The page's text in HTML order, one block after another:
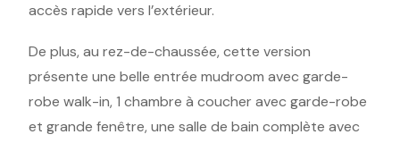
accès rapide vers l’extérieur.
De plus, au rez-de-chaussée, cette version
présente une belle entrée mudroom avec garde-
robe walk-in, 1 chambre à coucher avec garde-robe
et grande fenêtre, une salle de bain complète avec